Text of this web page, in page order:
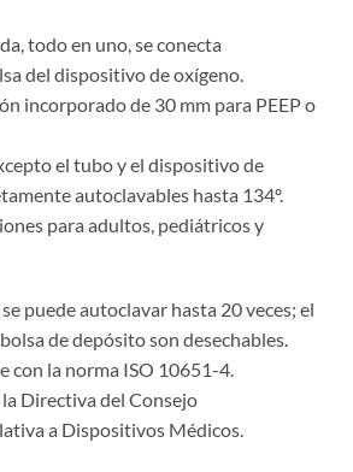
todo en uno, se conecta
del dispositivo de oxígeno.
incorporado de 30 mm para PEEP o
el tubo y el dispositivo de
autoclavables hasta 134º.
para adultos, pediátricos y
puede autoclavar hasta 20 veces; el
de depósito son desechables.
con la norma ISO 10651-4.
Directiva del Consejo
a Dispositivos Médicos.